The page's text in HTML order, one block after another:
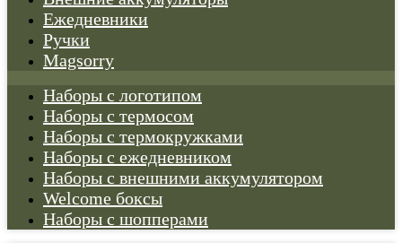
Ежедневники
Ручки
Magsorry
Наборы с логотипом
Наборы с термосом
Наборы с термокружками
Наборы с ежедневником
Наборы с внешними аккумулятором
Welcome боксы
Наборы с шопперами